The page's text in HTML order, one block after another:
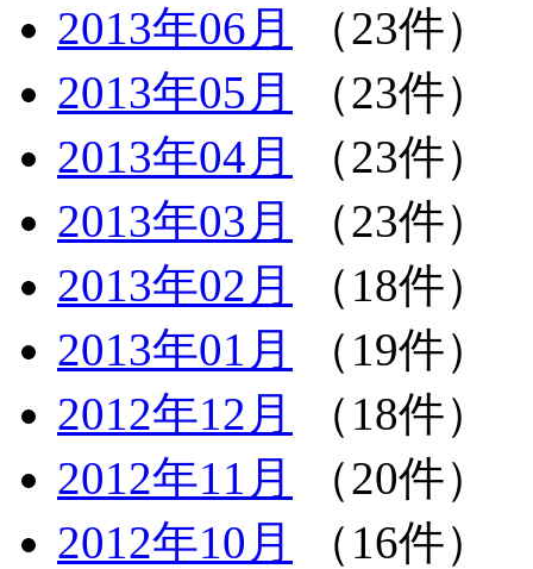
2013年06月
（23件）
2013年05月
（23件）
2013年04月
（23件）
2013年03月
（23件）
2013年02月
（18件）
2013年01月
（19件）
2012年12月
（18件）
2012年11月
（20件）
2012年10月
（16件）